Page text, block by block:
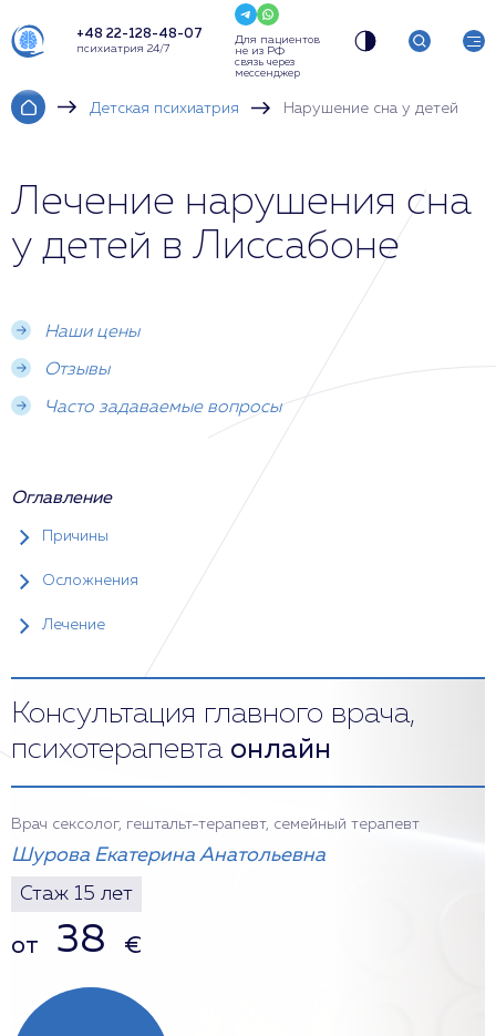
+48 22-128-48-07
психиатрия 24/7
Для пациентов
не из РФ
связь через
мессенджер
Детская психиатрия Нарушение сна у детей
Лечение нарушения сна
у детей в Лиссабоне
Наши цены
Отзывы
Часто задаваемые вопросы
Оглавление
Причины
Осложнения
Лечение
Консультация главного врача,
психотерапевта онлайн
Врач сексолог, гештальт-терапевт, семейный терапевт
Шурова Екатерина Анатольевна
Стаж 15 лет
от 38 €